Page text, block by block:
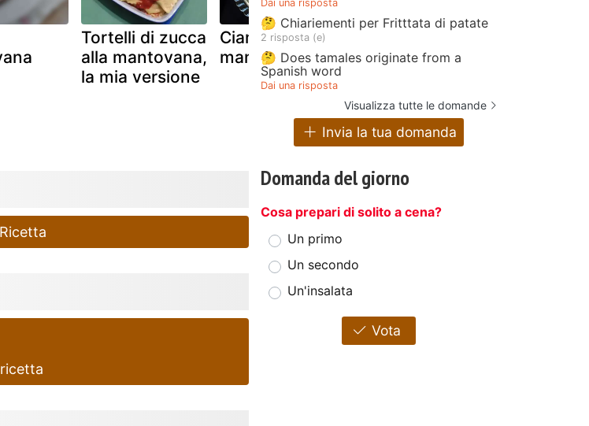
Tortelli di zucca
alla mantovana,
la mia versione
Ciambella
mantovana
Torta di riso.
artusi
Dai una risposta
🤔 Chiariementi per Fritttata di patate
2 risposta (e)
🤔 Does tamales originate from a
Spanish word
Dai una risposta
Visualizza tutte le domande
Invia la tua domanda
Domanda del giorno
Cosa prepari di solito a cena?
Un primo
Un secondo
Un'insalata
Vota